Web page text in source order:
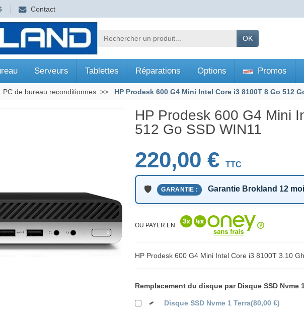
Contact
OK
Serveurs Tablettes Réparations Options Promos
PC de bureau reconditionnes HP Prodesk 600 G4 Mini Intel Core i3 8100T 8 Go 512
HP Prodesk 600 G4 Mini
512 Go SSD WIN11
220,00 € TTC
GARANTIE : Garantie Brokland 12
OU PAYER EN
HP Prodesk 600 G4 Mini Intel Core i3 8100T 3.10
Remplacement du disque par Disque SSD Nvme
Disque SSD Nvme 1 Terra(80,00 €)